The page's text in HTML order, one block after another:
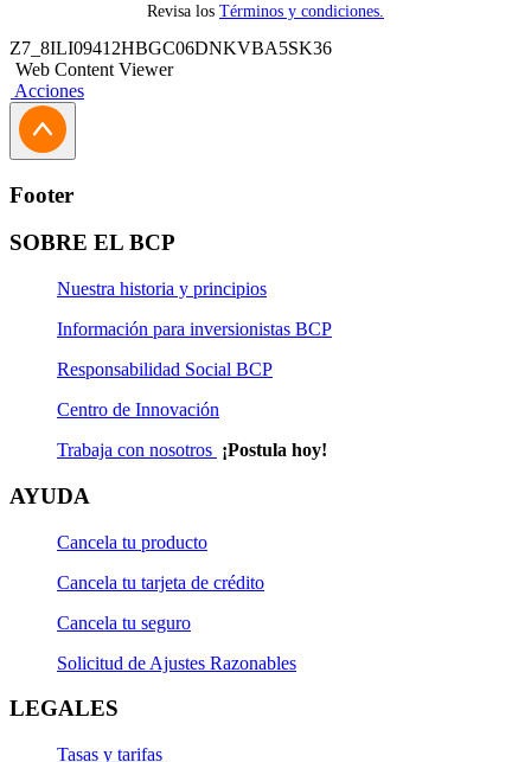
Revisa los Términos y condiciones.
Z7_8ILI09412HBGC06DNKVBA5SK36
Web Content Viewer
Acciones
Footer
SOBRE EL BCP
Nuestra historia y principios
Información para inversionistas BCP
Responsabilidad Social BCP
Centro de Innovación
Trabaja con nosotros ¡Postula hoy!
AYUDA
Cancela tu producto
Cancela tu tarjeta de crédito
Cancela tu seguro
Solicitud de Ajustes Razonables
LEGALES
Tasas y tarifas